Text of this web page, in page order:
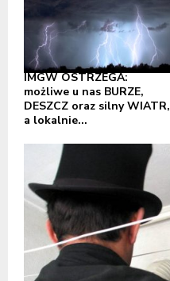
IMGW OSTRZEGA:
możliwe u nas BURZE,
DESZCZ oraz silny WIATR,
a lokalnie...